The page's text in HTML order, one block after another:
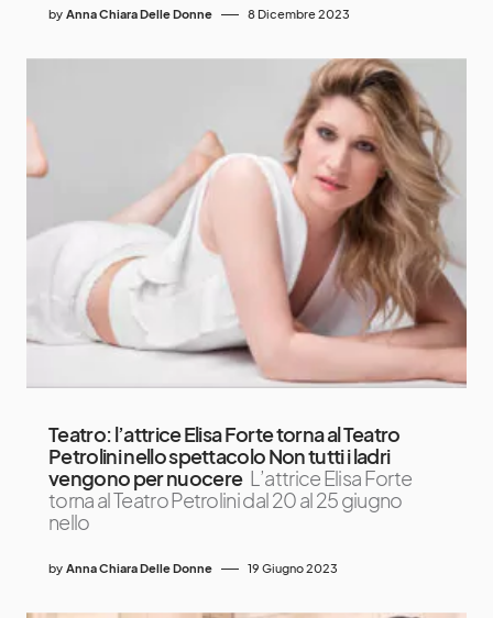
by Anna Chiara Delle Donne 8 Dicembre 2023
Teatro: l’attrice Elisa Forte torna al Teatro
Petrolini nello spettacolo Non tutti i ladri
vengono per nuocere L’attrice Elisa Forte
torna al Teatro Petrolini dal 20 al 25 giugno
nello
by Anna Chiara Delle Donne 19 Giugno 2023